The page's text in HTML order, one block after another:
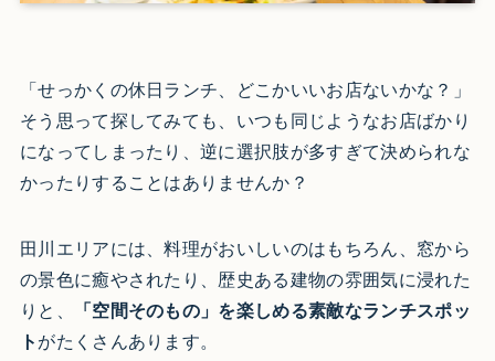
「せっかくの休日ランチ、どこかいいお店ないかな？」
そう思って探してみても、いつも同じようなお店ばかり
になってしまったり、逆に選択肢が多すぎて決められな
かったりすることはありませんか？
田川エリアには、料理がおいしいのはもちろん、窓から
の景色に癒やされたり、歴史ある建物の雰囲気に浸れた
りと、
「空間そのもの」を楽しめる素敵なランチスポッ
ト がたくさんあります。